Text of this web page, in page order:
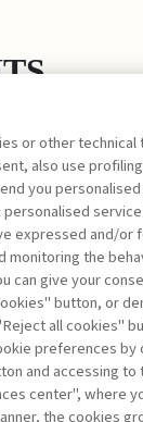
GLI
...
Pogutz, Francesco
Rafael
è riservata
Per
or other technical
also use
you
expressed and/or
monitoring the
can give your
button, or
all cookies"
preferences by
and accessing to
center", where
the cookies